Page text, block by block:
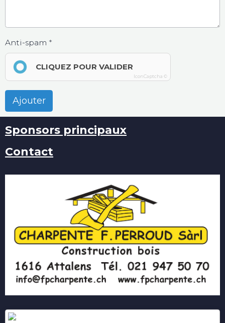
Anti-spam
CLIQUEZ POUR VALIDER
IconCaptcha ©
Ajouter
Sponsors principaux
Contact